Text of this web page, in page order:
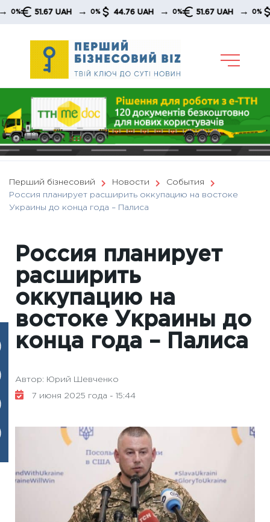
Skip
51.67 UAH → 0% 44.76 UAH → 0% 51.67 UAH → 0%
Перший бізнесовий Новости
События
Россия планирует расширить оккупацию на востоке
Украины до конца года – Палиса
Россия планирует
расширить
оккупацию на
востоке Украины до
конца года – Палиса
Автор: Юрий Шевченко
7 июня 2025 года - 15:44